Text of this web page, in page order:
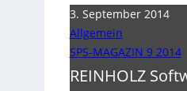
3. September 2014
Allgemein
SPS-MAGAZIN 9 2014
REINHOLZ